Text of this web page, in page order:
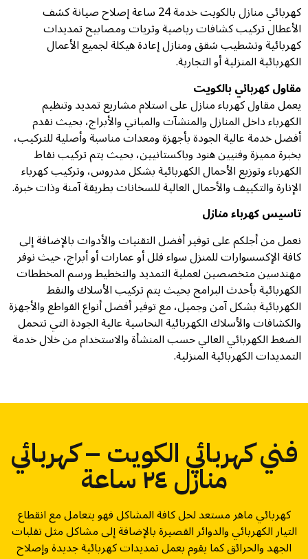
كهربائي منازل بالكويت خدمة 24 ساعة إصلاح صيانة كشف
الأعطال تركيب كشافات رياضية وثريات ومصابيح تمديدات
كهربائية وتشطيب شقق ومنازل إعادة هيكلة لجميع الأعمال
الكهربائية المنزلية أو التجارية.
مقاول كهربائي بالكويت
يعمل مقاول كهرباء منازل على استلام مشاريع تمديد وتنظيم
الكهرباء داخل المنازل والمنشآت والمباني والأبراج، بحيث نقدم
أفضل خدمة عالية الجودة بأجهزة ومعدات مناسبة وأصلية للتركيب،
بخبرة مميزة وفنيين هنود وباكستانيين، بحيث يتم تركيب نقاط
الكهرباء وتوزيع الأحمال الكهربائية بشكل مدروس، وتركيب كهرباء
الإنارة والتكييف والأحمال العالية للسخانات بطريقة آمنة وذات خبرة.
تاسيس كهرباء منازل
نعمل من أجلكم على توفير أفضل التقنيات والأدوات بالإضافة إلى
كافة الإكسسوارات للمنزل سواء فلل أو عمارات أو أبراج، حيث نوفر
مهندسين متخصصين لعملية التمديد والتخطيط ورسم المخططات
الكهربائية بأحدث البرامج بحيث يتم تركيب الأسلاك والنقط
الكهربائية بشكل آمن وجميل، مع توفير أفضل أنواع القواطع والأجهزة
والكشافات والأسلاك الكهربائية النحاسية عالية الجودة التي تتحمل
الضغط الكهربائي العالي حسب المنشأة والاستخدام من خلال خدمة
التمديدات الكهربائية المنزلية.
فني كهربائي الكويت – كهربائي
منازل ٢٤ ساعة
كهربائي ماهر مستعد لحل كافة المشاكل فهو يتعامل مع انقطاع
التيار الكهربائي والدوائر القصيرة بالإضافة إلى مشاكل مثل تقلبات
الجهد والحرائق كما يقوم بعمل تمديدات كهربائية جديدة وإصلاح